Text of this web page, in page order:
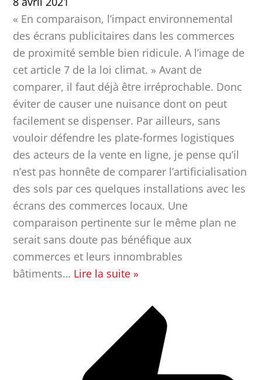
« En comparaison, l’impact environnemental
des écrans publicitaires dans les commerces
de proximité semble bien ridicule. A l’image de
cet article 7 de la loi climat. » Avant de
comparer, il faut déjà être irréprochable. Donc
éviter de causer une nuisance dont on peut
facilement se dispenser. Par ailleurs, sans
vouloir défendre les plate-formes logistiques
des acteurs de la vente en ligne, je pense qu’il
n’est pas honnête de comparer l’artificialisation
des sols par ces quelques installations avec les
écrans des commerces locaux. Une
comparaison pertinente sur le même plan ne
serait sans doute pas bénéfique aux
commerces et leurs innombrables
bâtiments… Lire la suite »